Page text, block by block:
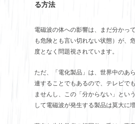
る方法
電磁波の体への影響は、まだ分かっ
も危険とも言い切れない状態）が、
度となく問題視されています。
ただ、「電化製品」は、世界中のあ
連することでもあるので、テレビで
ませんし、この「分からない」とい
して電磁波が発生する製品は莫大に